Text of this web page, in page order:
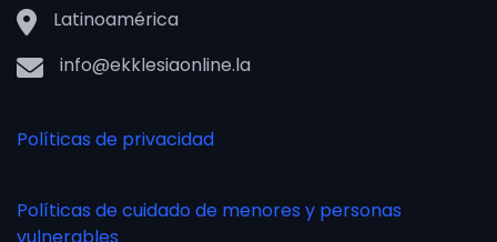
Latinoamérica
info@ekklesiaonline.la
Políticas de privacidad
Políticas de cuidado de menores y personas
vulnerables